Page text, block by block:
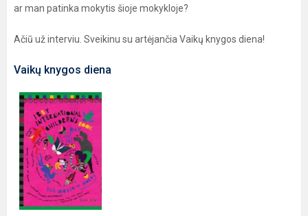
ar man patinka mokytis šioje mokykloje?
Ačiū už interviu. Sveikinu su artėjančia Vaikų knygos diena!
Vaikų knygos diena